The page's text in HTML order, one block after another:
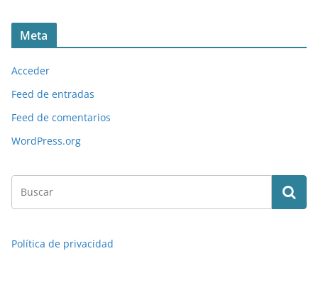
Meta
Acceder
Feed de entradas
Feed de comentarios
WordPress.org
Política de privacidad